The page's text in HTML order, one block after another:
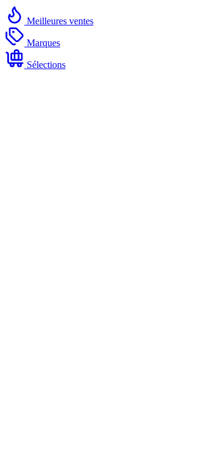
Meilleures ventes
Marques
Sélections